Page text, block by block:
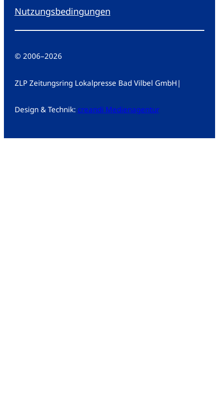
Nutzungsbedingungen
© 2006–2026
ZLP Zeitungsring Lokalpresse Bad Vilbel GmbH |
Design & Technik: creandi Medienagentur